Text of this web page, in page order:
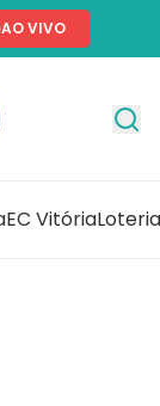
AO VIVO
EC Vitória